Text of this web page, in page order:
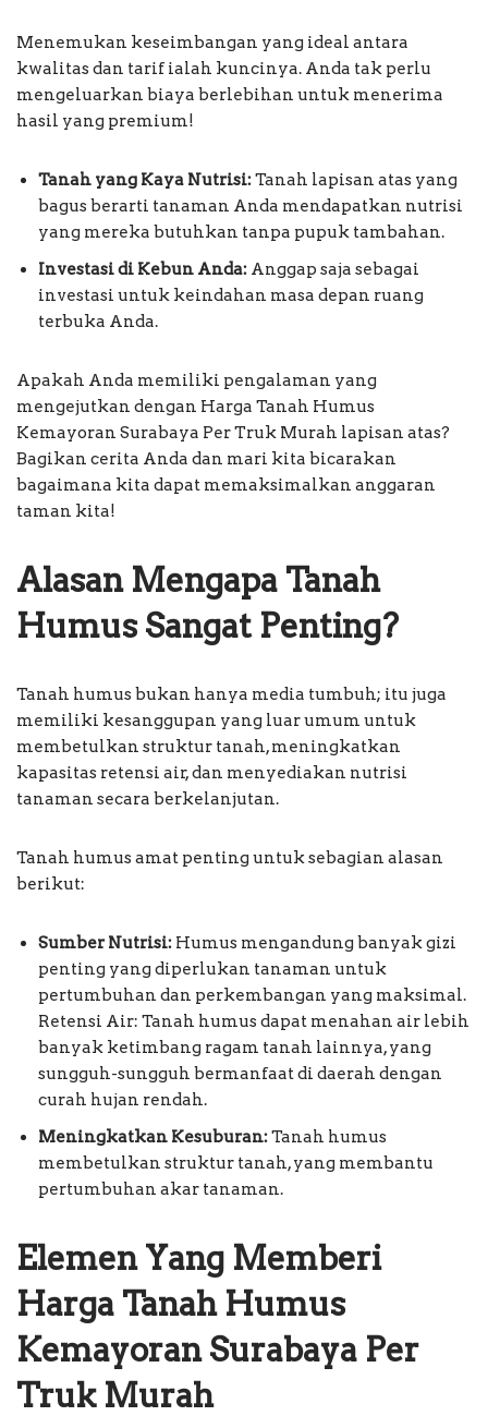
Menemukan keseimbangan yang ideal antara
kwalitas dan tarif ialah kuncinya. Anda tak perlu
mengeluarkan biaya berlebihan untuk menerima
hasil yang premium!
Tanah yang Kaya Nutrisi:Tanah lapisan atas yang
bagus berarti tanaman Anda mendapatkan nutrisi
yang mereka butuhkan tanpa pupuk tambahan.
Investasi di Kebun Anda: Anggap saja sebagai
investasi untuk keindahan masa depan ruang
terbuka Anda.
Apakah Anda memiliki pengalaman yang
mengejutkan dengan Harga Tanah Humus
Kemayoran Surabaya Per Truk Murah lapisan atas?
Bagikan cerita Anda dan mari kita bicarakan
bagaimana kita dapat memaksimalkan anggaran
taman kita!
Alasan Mengapa Tanah
Humus Sangat Penting?
Tanah humus bukan hanya media tumbuh; itu juga
memiliki kesanggupan yang luar umum untuk
membetulkan struktur tanah, meningkatkan
kapasitas retensi air, dan menyediakan nutrisi
tanaman secara berkelanjutan.
Tanah humus amat penting untuk sebagian alasan
berikut:
Sumber Nutrisi: Humus mengandung banyak gizi
penting yang diperlukan tanaman untuk
pertumbuhan dan perkembangan yang maksimal.
Retensi Air: Tanah humus dapat menahan air lebih
banyak ketimbang ragam tanah lainnya, yang
sungguh-sungguh bermanfaat di daerah dengan
curah hujan rendah.
Meningkatkan Kesuburan:Tanah humus
membetulkan struktur tanah, yang membantu
pertumbuhan akar tanaman.
Elemen Yang Memberi
Harga Tanah Humus
Kemayoran Surabaya Per
Truk Murah